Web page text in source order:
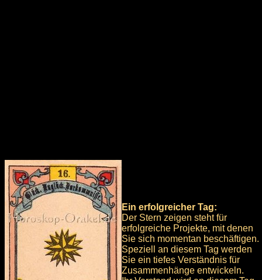
Ein erfolgreicher Tag:
Der Stern zeigen steht für
erfolgreiche Projekte, mit denen
Sie sich momentan beschäftigen.
Speziell an diesem Tag werden
Sie ein tiefes Verständnis für
Zusammenhänge entwickeln.